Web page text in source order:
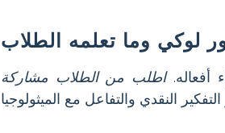
وما تعلمه الطلاب
أفعاله.اطلب من الطلاب مشاركة